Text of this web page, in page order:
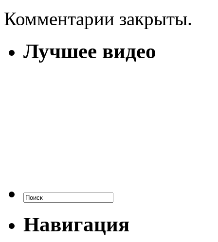
Комментарии закрыты.
Лучшее видео
Навигация